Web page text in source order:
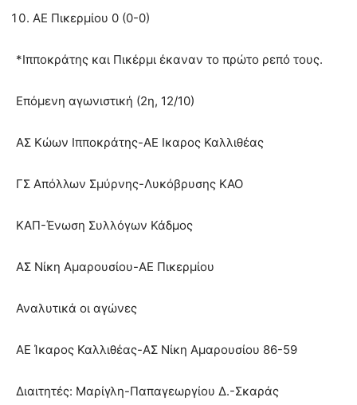
ΑΕ Πικερμίου 0 (0-0)
*Ιπποκράτης και Πικέρμι έκαναν το πρώτο ρεπό τους.
Επόμενη αγωνιστική (2η, 12/10)
ΑΣ Κώων Ιπποκράτης-ΑΕ Ικαρος Καλλιθέας
ΓΣ Απόλλων Σμύρνης-Λυκόβρυσης ΚΑΟ
ΚΑΠ-Ένωση Συλλόγων Κάδμος
ΑΣ Νίκη Αμαρουσίου-ΑΕ Πικερμίου
Αναλυτικά οι αγώνες
ΑΕ Ίκαρος Καλλιθέας-ΑΣ Νίκη Αμαρουσίου 86-59
Διαιτητές: Μαρίγλη-Παπαγεωργίου Δ.-Σκαράς